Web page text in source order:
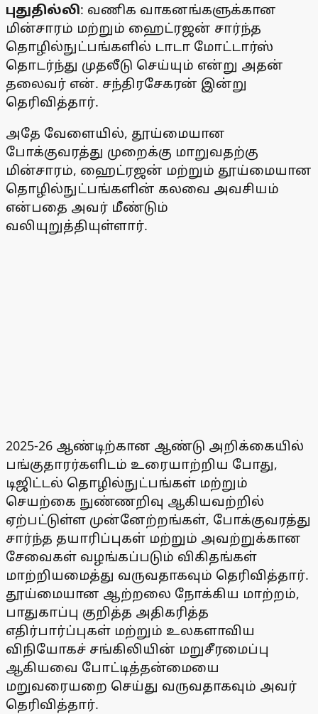
புதுதில்லி: வணிக வாகனங்களுக்கான
மின்சாரம் மற்றும் ஹைட்ரஜன் சார்ந்த
தொழில்நுட்பங்களில் டாடா மோட்டார்ஸ்
தொடர்ந்து முதலீடு செய்யும் என்று அதன்
தலைவர் என். சந்திரசேகரன் இன்று
தெரிவித்தார்.
அதே வேளையில், தூய்மையான
போக்குவரத்து முறைக்கு மாறுவதற்கு
மின்சாரம், ஹைட்ரஜன் மற்றும் தூய்மையான
தொழில்நுட்பங்களின் கலவை அவசியம்
என்பதை அவர் மீண்டும்
வலியுறுத்தியுள்ளார்.
2025-26 ஆண்டிற்கான ஆண்டு அறிக்கையில்
பங்குதாரர்களிடம் உரையாற்றிய போது,
டிஜிட்டல் தொழில்நுட்பங்கள் மற்றும்
செயற்கை நுண்ணறிவு ஆகியவற்றில்
ஏற்பட்டுள்ள முன்னேற்றங்கள், போக்குவரத்து
சார்ந்த தயாரிப்புகள் மற்றும் அவற்றுக்கான
சேவைகள் வழங்கப்படும் விகிதங்கள்
மாற்றியமைத்து வருவதாகவும் தெரிவித்தார்.
தூய்மையான ஆற்றலை நோக்கிய மாற்றம்,
பாதுகாப்பு குறித்த அதிகரித்த
எதிர்பார்ப்புகள் மற்றும் உலகளாவிய
விநியோகச் சங்கிலியின் மறுசீரமைப்பு
ஆகியவை போட்டித்தன்மையை
மறுவரையறை செய்து வருவதாகவும் அவர்
தெரிவித்தார்.